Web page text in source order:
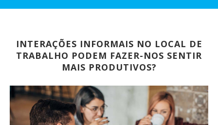
INTERAÇÕES INFORMAIS NO LOCAL DE
TRABALHO PODEM FAZER-NOS SENTIR
MAIS PRODUTIVOS?